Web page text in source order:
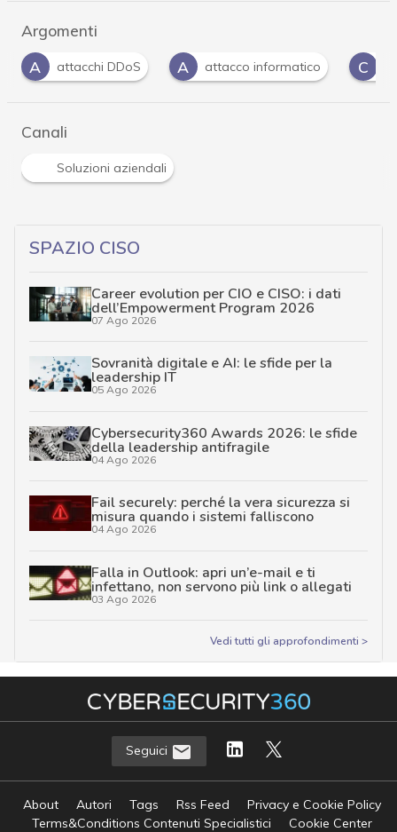
Argomenti
A
attacco informatico C Cloud C
Clusit
Canali
Soluzioni aziendali
SPAZIO CISO
Career evolution per CIO e CISO: i dati
dell’Empowerment Program 2026
07 Ago 2026
Sovranità digitale e AI: le sfide per la
leadership IT
05 Ago 2026
Cybersecurity360 Awards 2026: le sfide
della leadership antifragile
04 Ago 2026
Fail securely: perché la vera sicurezza si
misura quando i sistemi falliscono
04 Ago 2026
Falla in Outlook: apri un’e-mail e ti
infettano, non servono più link o allegati
03 Ago 2026
Vedi tutti gli approfondimenti >
Seguici
About Autori Tags Rss Feed
Privacy e Cookie Policy
Terms&Conditions Contenuti Specialistici
Cookie Center